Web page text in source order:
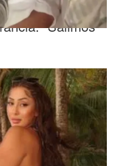
dramático
"Salimos